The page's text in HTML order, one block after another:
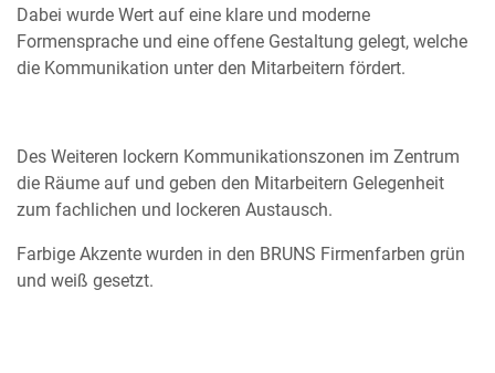
Dabei wurde Wert auf eine klare und moderne
Formensprache und eine offene Gestaltung gelegt, welche
die Kommunikation unter den Mitarbeitern fördert.
Des Weiteren lockern Kommunikationszonen im Zentrum
die Räume auf und geben den Mitarbeitern Gelegenheit
zum fachlichen und lockeren Austausch.
Farbige Akzente wurden in den BRUNS Firmenfarben grün
und weiß gesetzt.